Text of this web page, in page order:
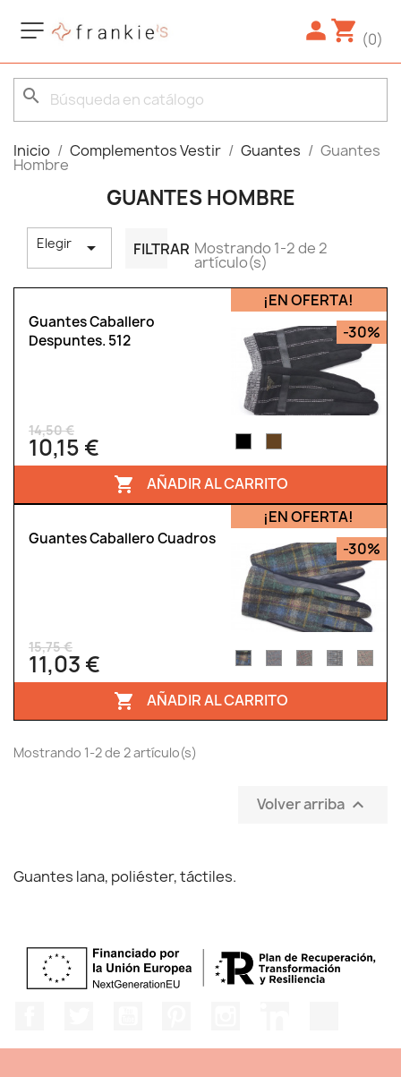
(0)
search
Inicio Complementos Vestir Guantes Guantes
Hombre
GUANTES HOMBRE
Elegir  FILTRAR Mostrando 1-2 de 2
artículo(s)
Guantes Caballero
Despuntes. 512
14,50 €
10,15 €
¡EN OFERTA!
-30%
 AÑADIR AL CARRITO
Guantes Caballero Cuadros
15,75 €
11,03 €
¡EN OFERTA!
-30%
 AÑADIR AL CARRITO
Mostrando 1-2 de 2 artículo(s)
Volver arriba 
Guantes lana, poliéster, táctiles.